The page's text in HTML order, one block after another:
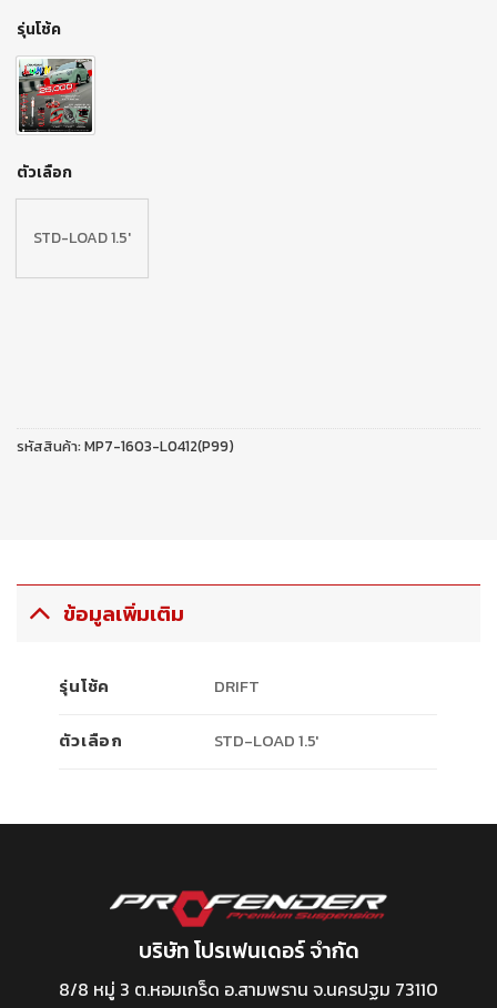
รุ่นโช้ค
ตัวเลือก
STD-LOAD 1.5'
รหัสสินค้า:MP7-1603-L0412(P99)
ข้อมูลเพิ่มเติม
รุ่นโช้ค DRIFT
ตัวเลือก STD-LOAD 1.5'
บริษัท โปรเฟนเดอร์ จำกัด
8/8 หมู่ 3 ต.หอมเกร็ด อ.สามพราน จ.นครปฐม 73110